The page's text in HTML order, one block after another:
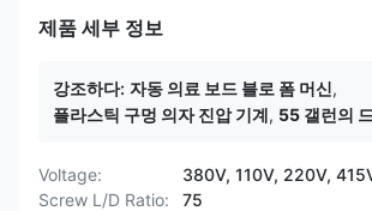
제품 세부 정보
강조하다: 자동 의료 보드 블로 폼 머신,
플라스틱 구멍 의자 진압 기계, 55 갤런의
Voltage:
380V, 110V, 220V,
Screw L/D Ratio:
75